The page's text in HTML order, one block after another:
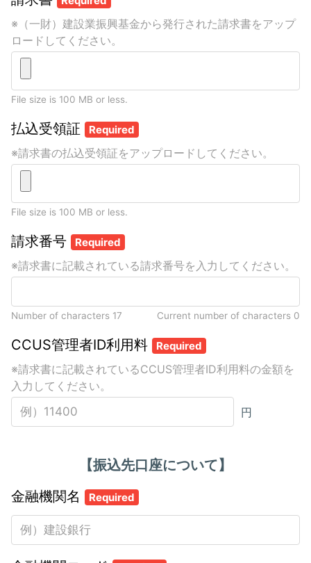
※（一財）建設業振興基金から発行された請求書をアップ
ロードしてください。
File size is 100 MB or less.
払込受領証 Required
※請求書の払込受領証をアップロードしてください。
File size is 100 MB or less.
請求番号 Required
※請求書に記載されている請求番号を入力してください。
Number of characters 17 Current number of characters 0
CCUS管理者ID利用料 Required
※請求書に記載されているCCUS管理者ID利用料の金額を
入力してください。
円
【振込先口座について】
金融機関名
Required